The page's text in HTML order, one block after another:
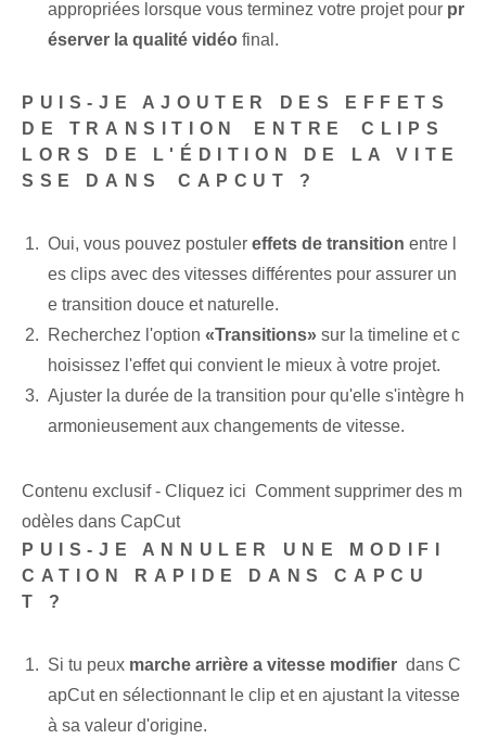
appropriées lorsque vous terminez votre projet pour pr
éserver la qualité vidéo final. ‌
PUIS-JE ‌AJOUTER DES EFFETS
DE TRANSITION⁣ ENTRE ⁤CLIPS⁤
LORS DE L'ÉDITION DE LA VITE
SSE DANS⁤ CAPCUT ?
Oui, vous pouvez postuler effets de transition entre l
es clips avec des vitesses différentes pour assurer un
e transition douce et naturelle.
Recherchez l'option «Transitions» ⁢sur la timeline et‌ c
hoisissez l'effet qui convient le mieux à votre projet.
Ajuster ⁢la durée ⁢de ⁢la transition pour qu'elle ⁢s'intègre h
armonieusement aux changements de vitesse.
Contenu exclusif - Cliquez ici Comment supprimer des m
odèles dans CapCut
PUIS-JE ANNULER UNE MODIFI
CATION RAPIDE DANS ‍CAPCU
T ?
Si tu peux marche arrière⁣ a⁣ vitesse⁣ modifier ‍ dans C
apCut en sélectionnant⁣ le clip et en ‌ajustant⁢ la vitesse
à sa⁤ valeur d'origine.